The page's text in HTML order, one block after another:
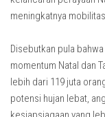
meningkatnya
Disebutkan pula
momentum Natal dan
lebih dari 119 juta
potensi hujan lebat,